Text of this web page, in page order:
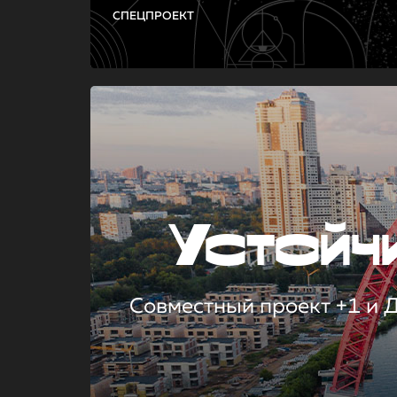
СПЕЦПРОЕКТ
Совместный проект +1 и